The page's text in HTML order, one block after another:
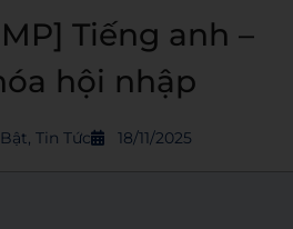
Tiếng anh –
hội nhập
, Tin Tức 18/11/2025